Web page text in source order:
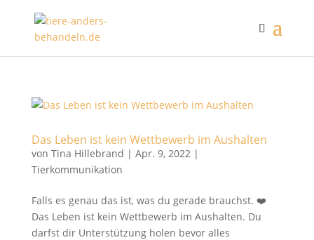
Das Leben ist kein Wettbewerb im Aushalten
von Tina Hillebrand | Apr. 9, 2022|
Tierkommunikation
Falls es genau das ist, was du gerade brauchst. ❤️
Das Leben ist kein Wettbewerb im Aushalten. Du
darfst dir Unterstützung holen bevor alles